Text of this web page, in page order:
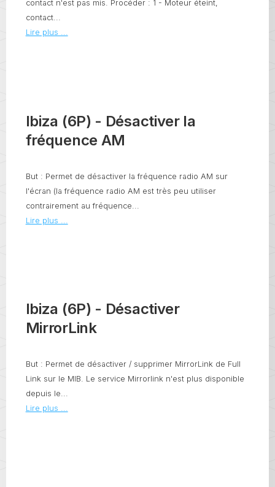
contact n'est pas mis. Procéder : 1 - Moteur éteint,
contact...
Lire plus ...
Ibiza (6P) - Désactiver la
fréquence AM
But : Permet de désactiver la fréquence radio AM sur
l'écran (la fréquence radio AM est très peu utiliser
contrairement au fréquence...
Lire plus ...
Ibiza (6P) - Désactiver
MirrorLink
But : Permet de désactiver / supprimer MirrorLink de Full
Link sur le MIB. Le service Mirrorlink n'est plus disponible
depuis le...
Lire plus ...